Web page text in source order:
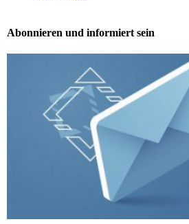
Abonnieren und informiert sein